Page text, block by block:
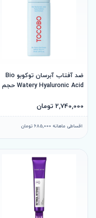
ضد آفتاب آبرسان توکوبو Bio
Watery Hyaluronic Acid حجم
2,740,000 تومان
اقساطی ماهانه 685,000 تومان